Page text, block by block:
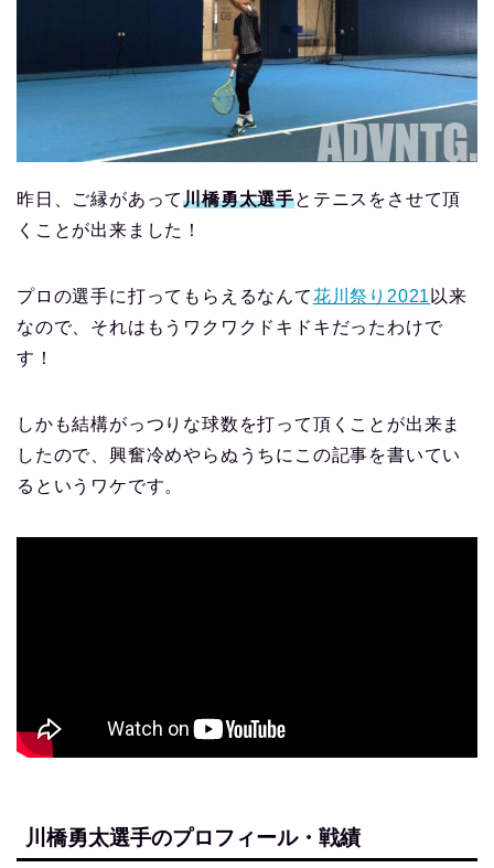
昨日、ご縁があって川橋勇太選手とテニスをさせて頂
くことが出来ました！
プロの選手に打ってもらえるなんて花川祭り2021 以来
なので、それはもうワクワクドキドキだったわけで
す！
しかも結構がっつりな球数を打って頂くことが出来ま
したので、興奮冷めやらぬうちにこの記事を書いてい
るというワケです。
川橋勇太選手のプロフィール・戦績